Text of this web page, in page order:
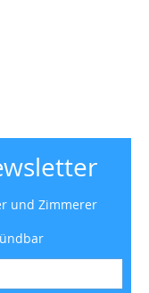
und Zimmerer